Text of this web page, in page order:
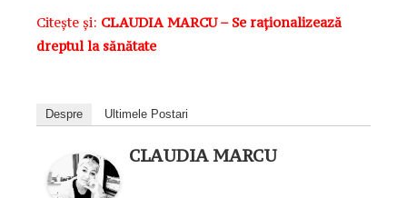
Citește și: CLAUDIA MARCU – Se raționalizează
dreptul la sănătate
Despre Ultimele Postari
CLAUDIA MARCU